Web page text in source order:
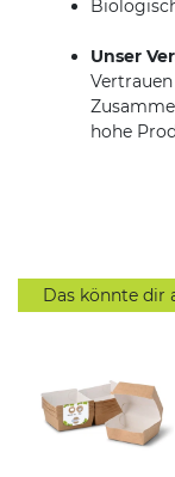
Unser
hohe
Das könnte dir